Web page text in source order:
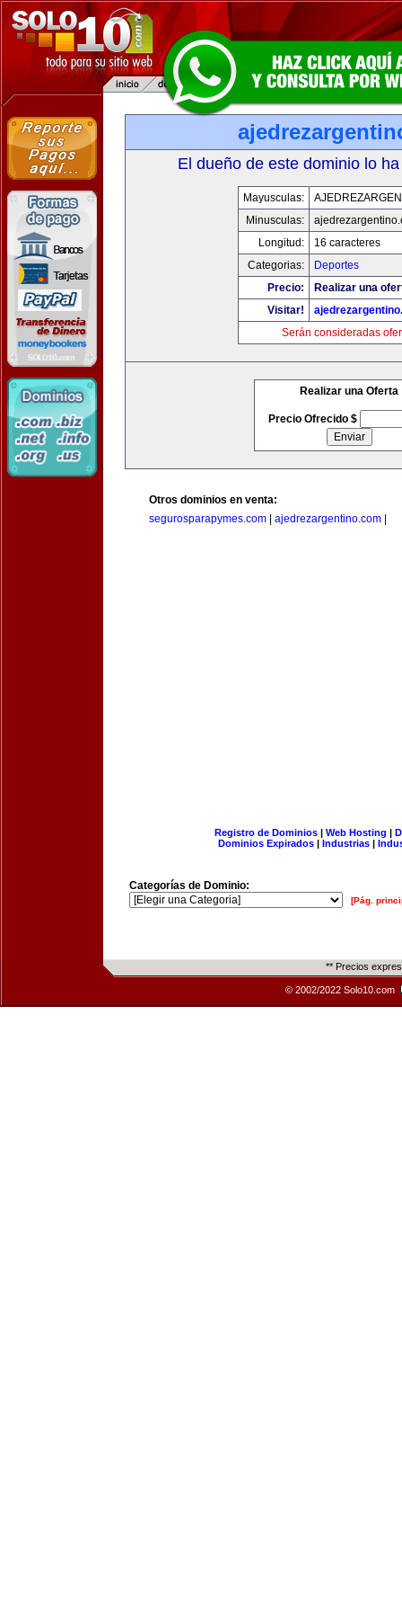
El dueño de este dominio lo
Mayusculas:
Minusculas:
Longitud:
16 caracteres
Categorias:
Deportes
Precio:
Realizar una
Visitar!
Serán consideradas
Realizar una Oferta
Precio Ofrecido $
Otros dominios en venta:
segurosparapymes.com
ajedrezargentino.com
Registro de Dominios| Web Hosting |
Dominios Expirados | Industrias |
Categorías de Dominio:
[Pág.
** Precios
© 2002/2022 Solo10.com